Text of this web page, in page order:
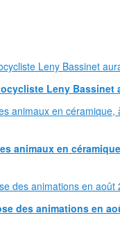
Leny Bassinet
animaux en
des animations en